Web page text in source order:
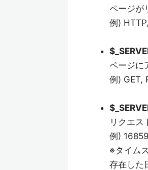
ページが
例)
ページに
例) GET,
リクエス
例)
※タイム
存在した